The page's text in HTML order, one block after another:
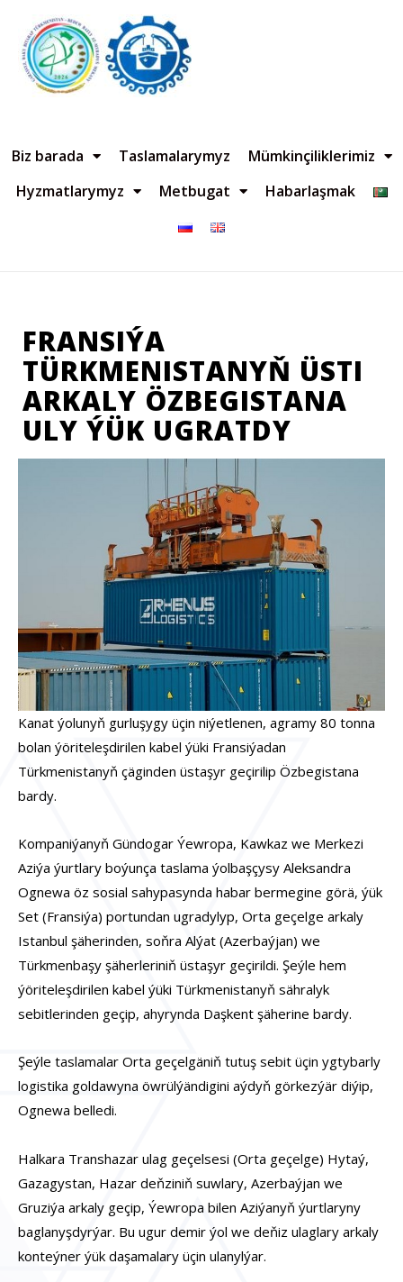
Biz barada Taslamalarymyz
Mümkinçiliklerimiz
Hyzmatlarymyz
Metbugat Habarlaşmak
FRANSIÝA
TÜRKMENISTANYŇ ÜSTI
ARKALY ÖZBEGISTANA
ULY ÝÜK UGRATDY
Kanat ýolunyň gurluşygy üçin niýetlenen, agramy 80 tonna
bolan ýöriteleşdirilen kabel ýüki Fransiýadan
Türkmenistanyň çäginden üstaşyr geçirilip Özbegistana
bardy.
Kompaniýanyň Gündogar Ýewropa, Kawkaz we Merkezi
Aziýa ýurtlary boýunça taslama ýolbaşçysy Aleksandra
Ognewa öz sosial sahypasynda habar bermegine görä, ýük
Set (Fransiýa) portundan ugradylyp, Orta geçelge arkaly
Istanbul şäherinden, soňra Alýat (Azerbaýjan) we
Türkmenbaşy şäherleriniň üstaşyr geçirildi. Şeýle hem
ýöriteleşdirilen kabel ýüki Türkmenistanyň sähralyk
sebitlerinden geçip, ahyrynda Daşkent şäherine bardy.
Şeýle taslamalar Orta geçelgäniň tutuş sebit üçin ygtybarly
logistika goldawyna öwrülýändigini aýdyň görkezýär diýip,
Ognewa belledi.
Halkara Transhazar ulag geçelsesi (Orta geçelge) Hytaý,
Gazagystan, Hazar deňziniň suwlary, Azerbaýjan we
Gruziýa arkaly geçip, Ýewropa bilen Aziýanyň ýurtlaryny
baglanyşdyrýar. Bu ugur demir ýol we deňiz ulaglary arkaly
konteýner ýük daşamalary üçin ulanylýar.